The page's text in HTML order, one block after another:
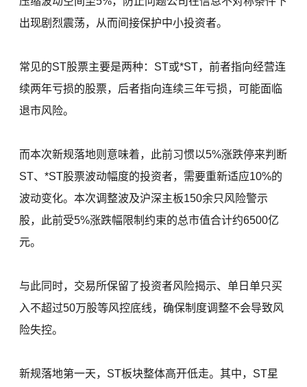
出现剧烈震荡，从而间接保护中小投资者。
常见的ST股票主要是两种：ST或*ST，前者指向经营连
续两年亏损的股票，后者指向连续三年亏损，可能面临
退市风险。
而本次新规落地则意味着，此前习惯以5%涨跌停来判断
ST、*ST股票波动幅度的投资者，需要重新适应10%的
波动变化。本次调整波及沪深主板150余只风险警示
股，此前受5%涨跌幅限制约束的总市值合计约6500亿
元。
与此同时，交易所保留了投资者风险揭示、单日单只买
入不超过50万股等风控底线，确保制度调整不会导致风
险失控。
新规落地第一天，ST板块整体高开低走。其中，ST星